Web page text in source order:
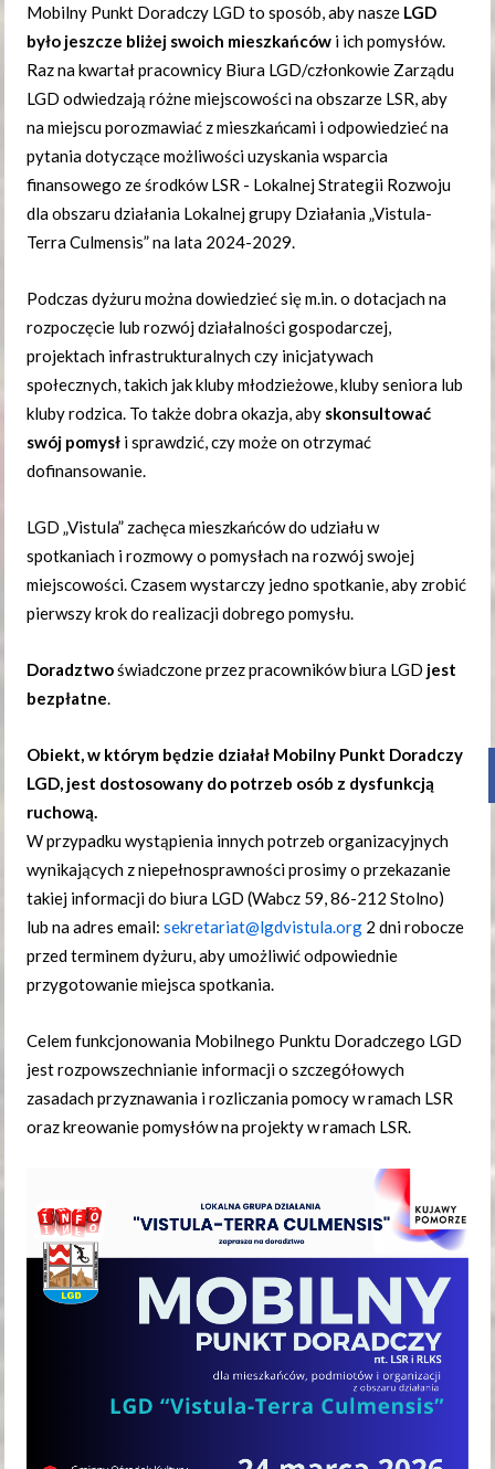
Mobilny Punkt Doradczy LGD to sposób, aby nasze LGD
było jeszcze bliżej swoich mieszkańców i ich pomysłów.
Raz na kwartał pracownicy Biura LGD/członkowie Zarządu
LGD odwiedzają różne miejscowości na obszarze LSR, aby
na miejscu porozmawiać z mieszkańcami i odpowiedzieć na
pytania dotyczące możliwości uzyskania wsparcia
finansowego ze środków LSR - Lokalnej Strategii Rozwoju
dla obszaru działania Lokalnej grupy Działania „Vistula-
Terra Culmensis” na lata 2024-2029.
Podczas dyżuru można dowiedzieć się m.in. o dotacjach na
rozpoczęcie lub rozwój działalności gospodarczej,
projektach infrastrukturalnych czy inicjatywach
społecznych, takich jak kluby młodzieżowe, kluby seniora lub
kluby rodzica. To także dobra okazja, aby skonsultować
swój pomysł i sprawdzić, czy może on otrzymać
dofinansowanie.
LGD „Vistula” zachęca mieszkańców do udziału w
spotkaniach i rozmowy o pomysłach na rozwój swojej
miejscowości. Czasem wystarczy jedno spotkanie, aby zrobić
pierwszy krok do realizacji dobrego pomysłu.
Doradztwoświadczone przez pracowników biura LGD jest
bezpłatne.
Obiekt, w którym będzie działał Mobilny Punkt Doradczy
LGD, jest dostosowany do potrzeb osób z dysfunkcją
ruchową.
W przypadku wystąpienia innych potrzeb organizacyjnych
wynikających z niepełnosprawności prosimy o przekazanie
takiej informacji do biura LGD (Wabcz 59, 86-212 Stolno)
lub na adres email:sekretariat@lgdvistula.org 2 dni robocze
przed terminem dyżuru, aby umożliwić odpowiednie
przygotowanie miejsca spotkania.
Celem funkcjonowania Mobilnego Punktu Doradczego LGD
jest rozpowszechnianie informacji o szczegółowych
zasadach przyznawania i rozliczania pomocy w ramach LSR
oraz kreowanie pomysłów na projekty w ramach LSR.